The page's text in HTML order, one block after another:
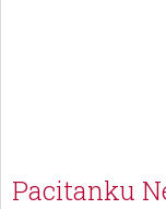
Pacitanku